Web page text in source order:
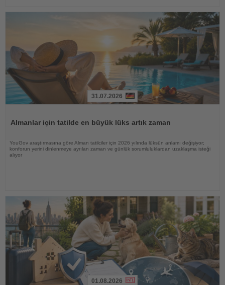
31.07.2026
Almanlar için tatilde en büyük lüks artık zaman
YouGov araştırmasına göre Alman tatilciler için 2026 yılında lüksün anlamı değişiyor;
konforun yerini dinlenmeye ayrılan zaman ve günlük sorumluluklardan uzaklaşma isteği
alıyor
01.08.2026